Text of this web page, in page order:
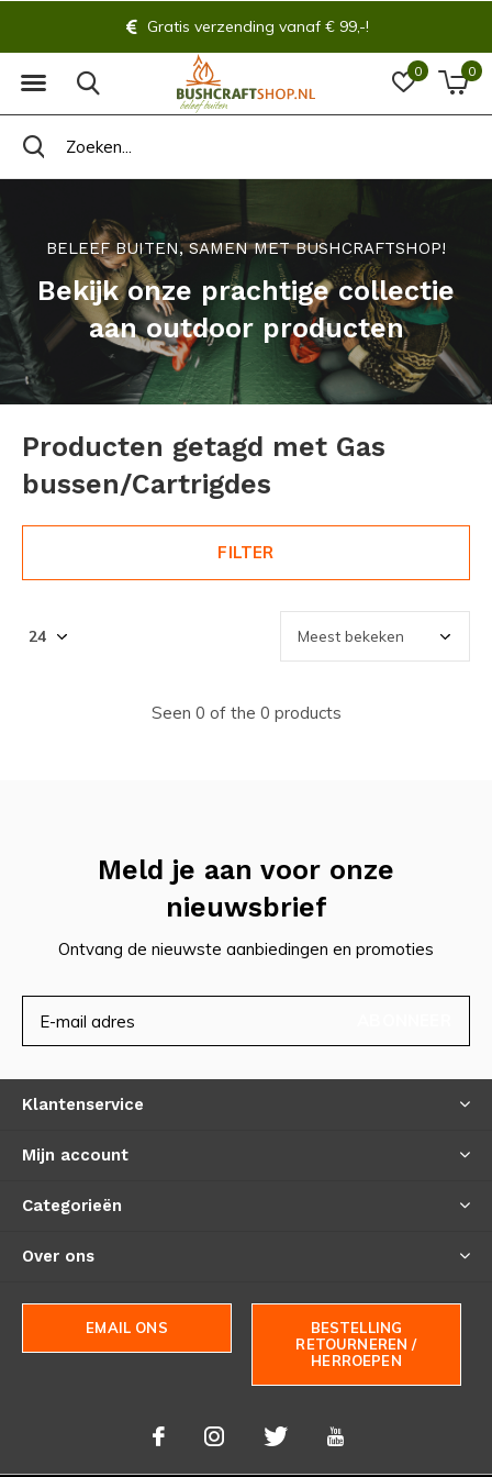
0 0
Gratis verzending vanaf € 99,-!
BELEEF BUITEN, SAMEN MET BUSHCRAFTSHOP!
Bekijk onze prachtige collectie
aan outdoor producten
Producten getagd met Gas
bussen/Cartrigdes
FILTER
Seen 0 of the 0 products
Meld je aan voor onze
nieuwsbrief
Ontvang de nieuwste aanbiedingen en promoties
Klantenservice
Mijn account
Categorieën
Over ons
EMAIL ONS
BESTELLING
RETOURNEREN /
HERROEPEN